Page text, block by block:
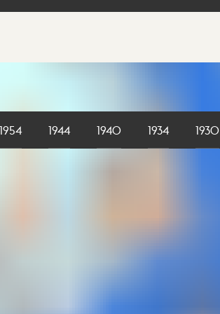
1954 1944 1940 1934 1930